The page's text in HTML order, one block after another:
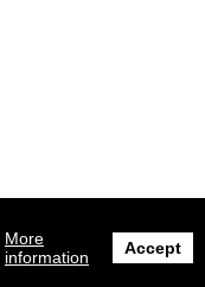
More
information
Accept